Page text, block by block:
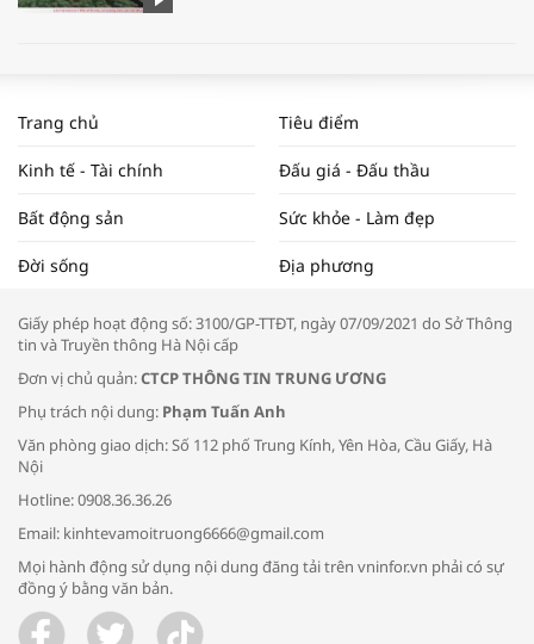
NAM NĂM 2024 VÀ NĂM 2025 | NHỊP
ĐẬP THỊ TRƯỜNG #62
Tọa đàm “Xúc tiến thương mại: Khơi
Bác sĩ tư vấn cách phòng tránh bệnh
đường hô hấp trong thời tiết giao mùa
Trao yêu thương cho em
Trang chủ Tiêu điểm
Kinh tế - Tài chính Đấu giá - Đấu thầu
Bất động sản Sức khỏe - Làm đẹp
Đời sống Địa phương
Giấy phép hoạt động số: 3100/GP-TTĐT, ngày 07/09/2021 do Sở Thông
tin và Truyền thông Hà Nội cấp
Đơn vị chủ quản:CTCP THÔNG TIN TRUNG ƯƠNG
Phụ trách nội dung: Phạm Tuấn Anh
Văn phòng giao dịch: Số 112 phố Trung Kính, Yên Hòa, Cầu Giấy, Hà
Nội
Hotline: 0908.36.36.26
Email: kinhtevamoitruong6666@gmail.com
Mọi hành động sử dụng nội dung đăng tải trên vninfor.vn phải có sự
đồng ý bằng văn bản.